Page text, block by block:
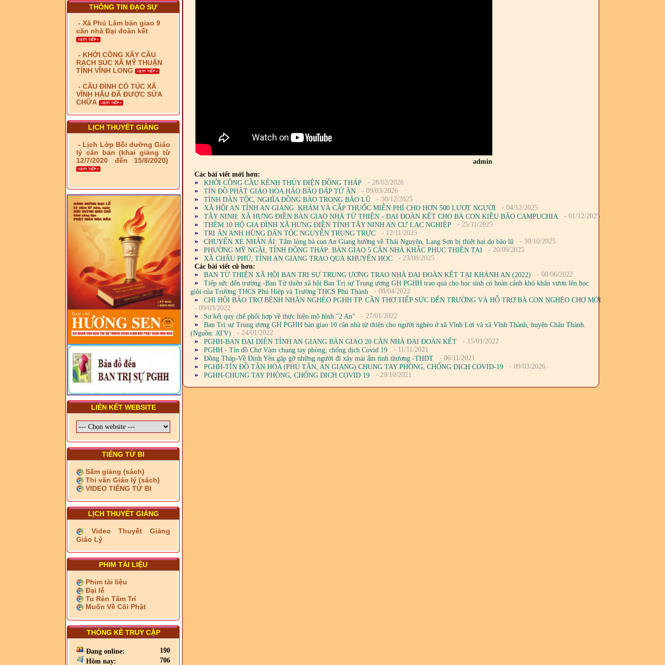
THÔNG TIN ĐẠO SỰ
- Xã Phú Lâm bàn giao 9
căn nhà Đại đoàn kết
- KHỞI CÔNG XÂY CẦU
RẠCH SÚC XÃ MỸ THUẬN
TỈNH VĨNH LONG
- CẦU ĐÌNH CỎ TÚC XÃ
VĨNH HẬU ĐÃ ĐƯỢC SỬA
CHỮA
- Bàn giao 10 căn nhà Đại
đoàn kết cho hộ có hoàn
cảnh khó khăn tại xã Tây
Yên
- LỄ RA QUÂN DẬM VÁ,
SỬA CHỮA LỘ GIAO
THÔNG NÔNG THÔN (XÃ
PHÚ THỌ)
- LỚP TẬP HUẤN LỊCH SỬ,
PHÁP LUẬT VIỆT NAM VÀ
HIẾN CHƯƠNG GIÁO HỘI
PGHH NHIỆM KỲ VI (2024-
2029) CHO TRỊ SỰ VIÊN
TRUNG ƯƠNG, BAN ĐẠI
DIỆN TỈNH VÀ GIÁO LÝ
VIÊN - CHUYÊN ĐỀ: NHỮNG
VẤN ĐỀ CHUNG VỀ PHÁP
LUẬT VÀ HỆ THỐNG PHÁP
LUẬT VIỆT NAM
- LỚP TẬP HUẤN LỊCH SỬ,
PHÁP LUẬT VIỆT NAM VÀ
HIẾN CHƯƠNG GIÁO HỘI
PGHH NHIỆM KỲ VI (2024-
2029) CHO TRỊ SỰ VIÊN
TRUNG ƯƠNG, BAN ĐẠI
DIỆN TỈNH VÀ GIÁO LÝ
VIÊN - CHUYÊN ĐỀ: SỰ RA
ĐỜI, BẢN CHẤT, CHỨC
NĂNG VÀ HÌNH THỨC CỦA
NƯỚC CHXHCN VIỆT NAM
LỊCH THUYẾT GIẢNG
- Lịch Lớp Bồi dưỡng Giáo
lý căn bản (khai giảng từ
12/7/2020 đến 15/8/2020)
LIÊN KẾT WEBSITE
TIẾNG TỪ BI
Sấm giảng (sách)
Thi văn Giáo lý (sách)
VIDEO TIẾNG TỪ BI
LỊCH THUYẾT GIẢNG
Video Thuyết Giảng
Giáo Lý
PHIM TÀI LIỆU
Phim tài liệu
Đại lễ
Tu Rèn Tâm Trí
Muốn Về Cõi Phật
THỐNG KÊ TRUY CẬP
Đang online:
190
Hôm nay:
706
admin
Các bài viết mới hơn:
KHỞI CÔNG CẦU KÊNH THỦY ĐIỆN ĐỒNG THÁP
- 28/02/2026
TÍN ĐỒ PHẬT GIÁO HÒA HẢO BÁO ĐÁP TỨ ÂN
- 09/03/2026
TÌNH DÂN TỘC, NGHĨA ĐỒNG BÀO TRONG BÃO LŨ
- 30/12/2025
XÃ HỘI AN TỈNH AN GIANG: KHÁM VÀ CẤP THUỐC MIỄN PHÍ CHO HƠN 500 LƯỢT NGƯỜI
- 04/12/2025
TÂY NINH: XÃ HƯNG ĐIỀN BÀN GIAO NHÀ TỪ THIỆN - ĐẠI ĐOÀN KẾT CHO BÀ CON KIỀU BÀO CAMPUCHIA
- 01/12/2025
THÊM 10 HỘ GIA ĐÌNH XÃ HƯNG ĐIỀN TỈNH TÂY NINH AN CƯ LẠC NGHIỆP
- 25/11/2025
TRI ÂN ANH HÙNG DÂN TỘC NGUYỄN TRUNG TRỰC
- 12/11/2025
CHUYẾN XE NHÂN ÁI: Tấm lòng bà con An Giang hướng về Thái Nguyên, Lạng Sơn bị thiệt hại do bão lũ
- 30/10/2025
PHƯỜNG MỸ NGÃI, TỈNH ĐỒNG THÁP: BÀN GIAO 5 CĂN NHÀ KHẮC PHỤC THIÊN TAI
- 20/09/2025
XÃ CHÂU PHÚ, TỈNH AN GIANG TRAO QUÀ KHUYẾN HỌC
- 23/08/2025
Các bài viết cũ hơn:
BAN TỪ THIỆN XÃ HỘI BAN TRỊ SỰ TRUNG ƯƠNG TRAO NHÀ ĐẠI ĐOÀN KẾT TẠI KHÁNH AN (2022)
- 08/06/2022
Tiếp sức đến trường -Ban Từ thiện xã hội Ban Trị sự Trung ương GH PGHH trao quà cho học sinh có hoàn cảnh khó khăn vươn lên học
giỏi của Trường THCS Phú Hiệp và Trường THCS Phú Thành
- 08/04/2022
CHI HỘI BẢO TRỢ BỆNH NHÂN NGHÈO PGHH TP. CẦN THƠ TIẾP SỨC ĐẾN TRƯỜNG VÀ HỖ TRỢ BÀ CON NGHÈO CHỢ MỚI
- 09/03/2022
Sơ kết quy chế phối hợp về thực hiện mô hình "2 An"
- 27/01/2022
Ban Trị sự Trung ương GH PGHH bàn giao 10 căn nhà từ thiện cho người nghèo ở xã Vĩnh Lợi và xã Vĩnh Thành, huyện Châu Thành.
(Nguồn: ATV)
- 24/01/2022
PGHH-BAN ĐẠI DIỆN TỈNH AN GIANG BÀN GIAO 20 CĂN NHÀ ĐẠI ĐOÀN KẾT
- 15/01/2022
PGHH - Tín đồ Chợ Vàm chung tay phòng, chống dịch Covid 19
- 11/11/2021
Đồng Tháp-Về Định Yên gặp gỡ những người đi xây mái ấm tình thương -THDT
- 06/11/2021
PGHH-TÍN ĐỒ TÂN HÒA (PHÚ TÂN, AN GIANG) CHUNG TAY PHÒNG, CHỐNG DỊCH COVID-19
- 09/03/2026
PGHH-CHUNG TAY PHÒNG, CHỐNG DỊCH COVID 19
- 29/10/2021